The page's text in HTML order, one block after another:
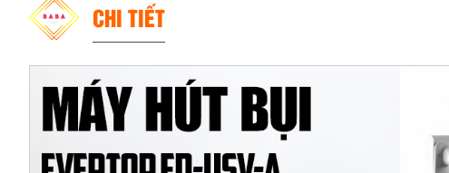
CHI TIẾT